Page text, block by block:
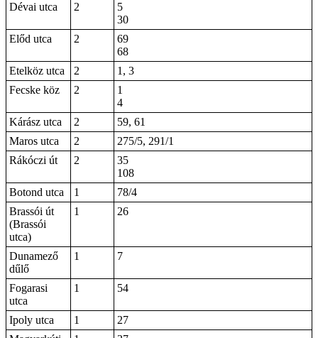
Dévai utca
2
5
30
Előd utca
2
69
68
Etelköz utca
2
1, 3
Fecske köz
2
1
4
Kárász utca
2
59, 61
Maros utca
2
275/5, 291/1
Rákóczi út
2
35
108
Botond utca
1
78/4
Brassói út
(Brassói
utca)
1 26
Dunamező
dűlő
1 7
Fogarasi
utca
1 54
Ipoly utca 1
27